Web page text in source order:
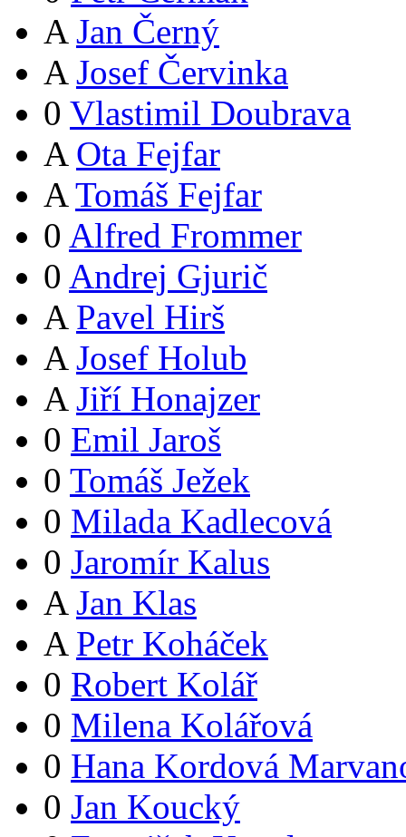
A Jan Černý
A Josef Červinka
0 Vlastimil Doubrava
A Ota Fejfar
A Tomáš Fejfar
0 Alfred Frommer
0 Andrej Gjurič
A Pavel Hirš
A Josef Holub
A Jiří Honajzer
0 Emil Jaroš
0 Tomáš Ježek
0 Milada Kadlecová
0 Jaromír Kalus
A Jan Klas
A Petr Koháček
0 Robert Kolář
0 Milena Kolářová
0 Hana Kordová
0 Jan Koucký